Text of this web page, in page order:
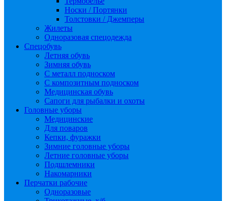
Носки / Портянки
Толстовки / Джемперы
Жилеты
Одноразовая спецодежда
Спецобувь
Летняя обувь
Зимняя обувь
С металл подноском
С композитным подноском
Медицинская обувь
Сапоги для рыбалки и охоты
Головные уборы
Медицинские
Для поваров
Кепки, фуражки
Зимние головные уборы
Летние головные уборы
Подшлемники
Накомарники
Перчатки рабочие
Одноразовые